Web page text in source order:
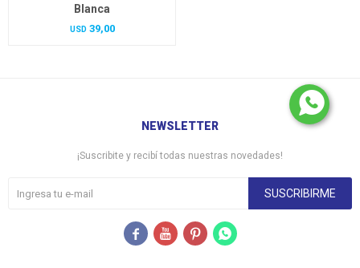
Blanca
USD 39,00
NEWSLETTER
¡Suscribite y recibí todas nuestras novedades!
SUSCRIBIRME
   